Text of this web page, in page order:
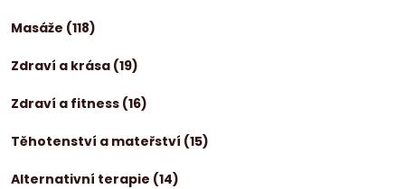
Masáže (118)
Zdraví a krása (19)
Zdraví a fitness (16)
Těhotenství a mateřství (15)
Alternativní terapie (14)